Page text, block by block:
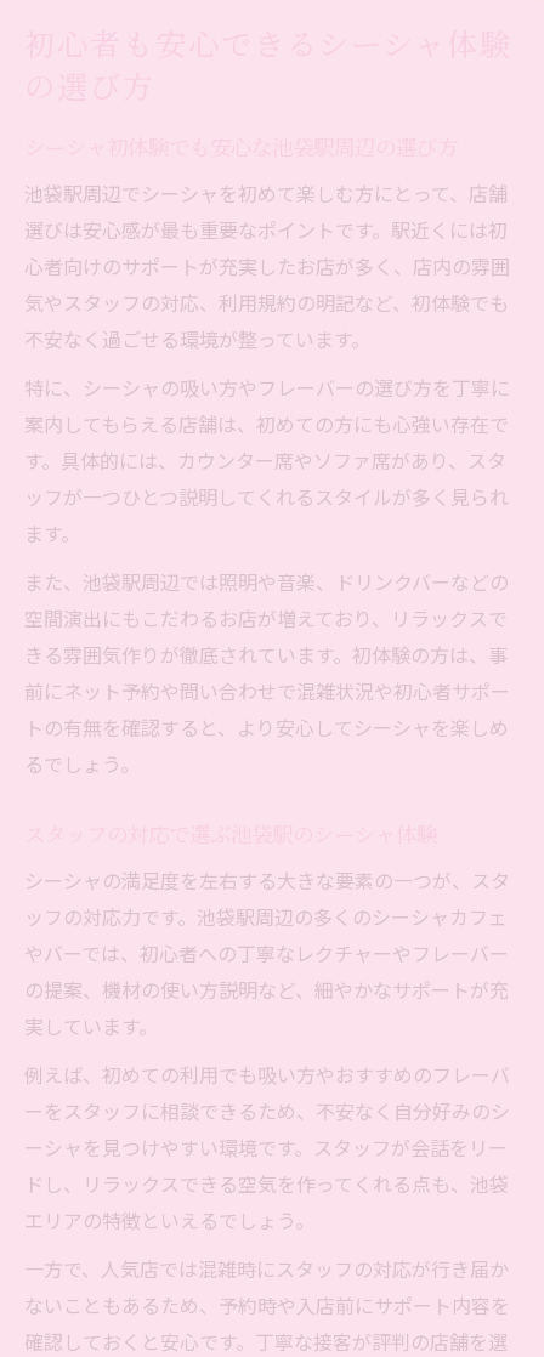
池袋駅周辺でシーシャを初めて楽しむ方にとって、店舗
選びは安心感が最も重要なポイントです。駅近くには初
心者向けのサポートが充実したお店が多く、店内の雰囲
気やスタッフの対応、利用規約の明記など、初体験でも
不安なく過ごせる環境が整っています。
特に、シーシャの吸い方やフレーバーの選び方を丁寧に
案内してもらえる店舗は、初めての方にも心強い存在で
す。具体的には、カウンター席やソファ席があり、スタ
ッフが一つひとつ説明してくれるスタイルが多く見られ
ます。
また、池袋駅周辺では照明や音楽、ドリンクバーなどの
空間演出にもこだわるお店が増えており、リラックスで
きる雰囲気作りが徹底されています。初体験の方は、事
前にネット予約や問い合わせで混雑状況や初心者サポー
トの有無を確認すると、より安心してシーシャを楽しめ
るでしょう。
シーシャの満足度を左右する大きな要素の一つが、スタ
ッフの対応力です。池袋駅周辺の多くのシーシャカフェ
やバーでは、初心者への丁寧なレクチャーやフレーバー
の提案、機材の使い方説明など、細やかなサポートが充
実しています。
例えば、初めての利用でも吸い方やおすすめのフレーバ
ーをスタッフに相談できるため、不安なく自分好みのシ
ーシャを見つけやすい環境です。スタッフが会話をリー
ドし、リラックスできる空気を作ってくれる点も、池袋
エリアの特徴といえるでしょう。
一方で、人気店では混雑時にスタッフの対応が行き届か
ないこともあるため、予約時や入店前にサポート内容を
確認しておくと安心です。丁寧な接客が評判の店舗を選